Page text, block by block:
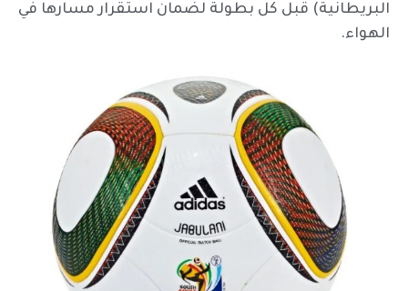
البريطانية) قبل كل بطولة لضمان استقرار مسارها في
الهواء.